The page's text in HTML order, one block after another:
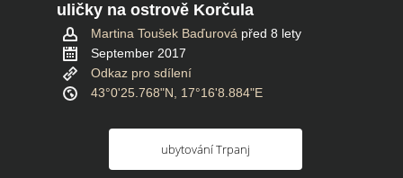
uličky na ostrově Korčula
Martina Toušek Baďurová před 8 lety
September 2017
Odkaz pro sdílení
43°0'25.768"N, 17°16'8.884"E
ubytování Trpanj